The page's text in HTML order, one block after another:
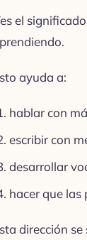
el
ayuda a:
hablar con
escribir con
desarrollar
hacer que las
dirección